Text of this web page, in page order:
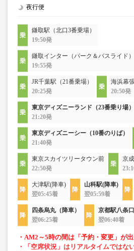
夜行便
鎌取駅（北口3番乗場）
19:50発
鎌取インター（パーク＆バスライド）
19:55発
JR千葉駅（21番乗場）
20:25発
海浜幕
20:50発
東京ディズニーランド（23番乗り場）
21:20発
東京ディズニーシー（10番のりば）
21:40発
東京スカイツリータウン前
22:50発
京
大津駅(降車)
翌05:45着
山科駅(降車)
翌05:59着
四条烏丸（降車）
翌06:25着
京都駅八条
翌06:40着
・AM2～5時の間は「予約・変更」が出
・「空席状況」はリアルタイムではな